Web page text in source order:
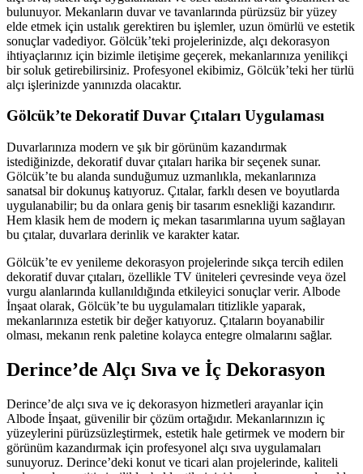
bulunuyor. Mekanların duvar ve tavanlarında pürüzsüz bir yüzey
elde etmek için ustalık gerektiren bu işlemler, uzun ömürlü ve estetik
sonuçlar vadediyor. Gölcük’teki projelerinizde, alçı dekorasyon
ihtiyaçlarınız için bizimle iletişime geçerek, mekanlarınıza yenilikçi
bir soluk getirebilirsiniz. Profesyonel ekibimiz, Gölcük’teki her türlü
alçı işlerinizde yanınızda olacaktır.
Gölcük’te Dekoratif Duvar Çıtaları Uygulaması
Duvarlarınıza modern ve şık bir görünüm kazandırmak
istediğinizde, dekoratif duvar çıtaları harika bir seçenek sunar.
Gölcük’te bu alanda sunduğumuz uzmanlıkla, mekanlarınıza
sanatsal bir dokunuş katıyoruz. Çıtalar, farklı desen ve boyutlarda
uygulanabilir; bu da onlara geniş bir tasarım esnekliği kazandırır.
Hem klasik hem de modern iç mekan tasarımlarına uyum sağlayan
bu çıtalar, duvarlara derinlik ve karakter katar.
Gölcük’te ev yenileme dekorasyon projelerinde sıkça tercih edilen
dekoratif duvar çıtaları, özellikle TV üniteleri çevresinde veya özel
vurgu alanlarında kullanıldığında etkileyici sonuçlar verir. Albode
İnşaat olarak, Gölcük’te bu uygulamaları titizlikle yaparak,
mekanlarınıza estetik bir değer katıyoruz. Çıtaların boyanabilir
olması, mekanın renk paletine kolayca entegre olmalarını sağlar.
Derince’de Alçı Sıva ve İç Dekorasyon
Derince’de alçı sıva ve iç dekorasyon hizmetleri arayanlar için
Albode İnşaat, güvenilir bir çözüm ortağıdır. Mekanlarınızın iç
yüzeylerini pürüzsüzleştirmek, estetik hale getirmek ve modern bir
görünüm kazandırmak için profesyonel alçı sıva uygulamaları
sunuyoruz. Derince’deki konut ve ticari alan projelerinde, kaliteli